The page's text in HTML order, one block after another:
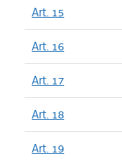
Art. 15
Art. 16
Art. 17
Art. 18
Art. 19